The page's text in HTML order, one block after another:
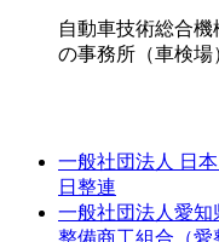
自動車技術総合
の事務所（車検
一般社団法人 日
日整連
一般社団法人愛